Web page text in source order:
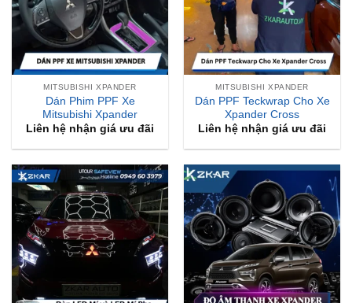
MITSUBISHI XPANDER
Dán Phim PPF Xe
Mitsubishi Xpander
Liên hệ nhận giá ưu đãi
MITSUBISHI XPANDER
Dán PPF Teckwrap Cho Xe
Xpander Cross
Liên hệ nhận giá ưu đãi